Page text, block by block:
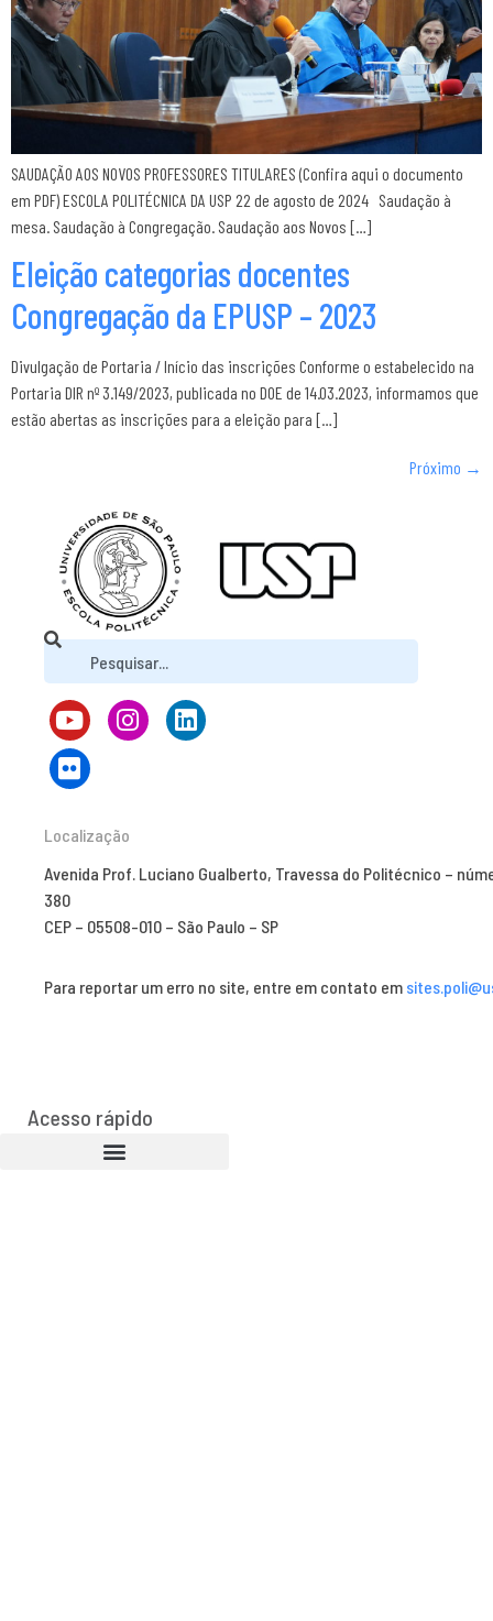
SAUDAÇÃO AOS NOVOS PROFESSORES TITULARES (Confira aqui o documento
em PDF) ESCOLA POLITÉCNICA DA USP 22 de agosto de 2024 Saudação à
mesa. Saudação à Congregação. Saudação aos Novos […]
Eleição categorias docentes
Congregação da EPUSP – 2023
Divulgação de Portaria / Início das inscrições Conforme o estabelecido na
Portaria DIR nº 3.149/2023, publicada no DOE de 14.03.2023, informamos que
estão abertas as inscrições para a eleição para […]
Próximo →
Localização
Avenida Prof. Luciano Gualberto, Travessa do Politécnico –
380
CEP – 05508-010 – São Paulo – SP
Para reportar um erro no site, entre em contato em
Acesso rápido